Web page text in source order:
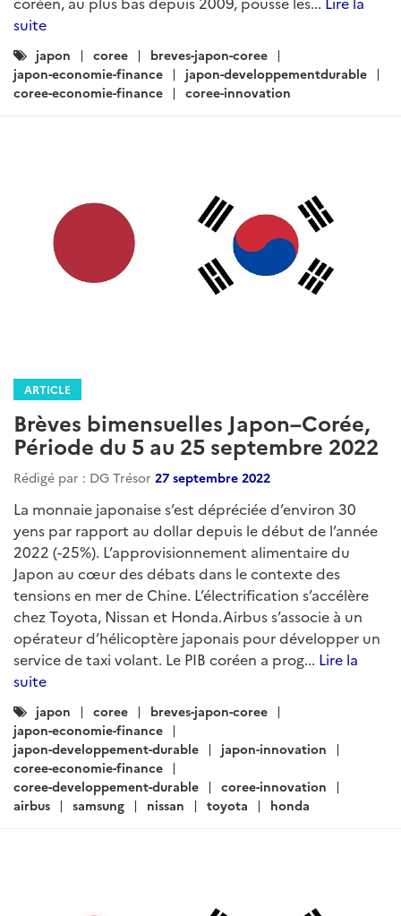
suite
Catégories
:
japon coree
breves-japon-coree
japon-economie-finance
japon-developpementdurable
coree-economie-finance
coree-innovation
ARTICLE
Brèves bimensuelles Japon–Corée,
Période du 5 au 25 septembre 2022
Rédigé par : DG Trésor 27 septembre 2022
La monnaie japonaise s’est dépréciée d’environ 30
yens par rapport au dollar depuis le début de l’année
2022 (-25%). L’approvisionnement alimentaire du
Japon au cœur des débats dans le contexte des
tensions en mer de Chine. L’électrification s’accélère
chez Toyota, Nissan et Honda.Airbus s’associe à un
opérateur d’hélicoptère japonais pour développer un
service de taxi volant. Le PIB coréen a prog... Lire la
suite
Catégories
:
japon coree
breves-japon-coree
japon-economie-finance
japon-developpement-durable
japon-innovation
coree-economie-finance
coree-developpement-durable
coree-innovation
airbus
samsung nissan toyota honda